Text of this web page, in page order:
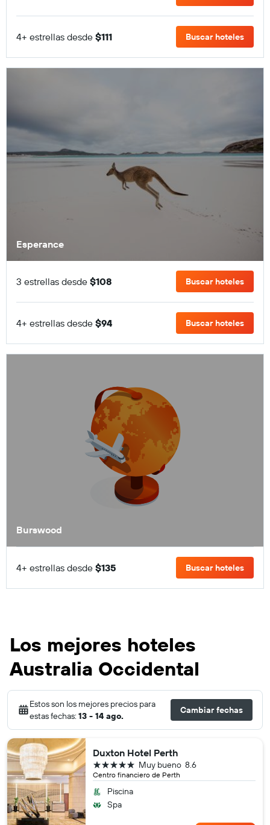
4+ estrellas desde $111 Buscar hoteles
Esperance
3 estrellas desde $108 Buscar hoteles
4+ estrellas desde $94 Buscar hoteles
Burswood
4+ estrellas desde $135 Buscar hoteles
Los mejores hoteles
Australia Occidental
Estos son los mejores precios para
estas fechas: 13 - 14 ago.
Cambiar fechas
Duxton Hotel Perth
Centro financiero de Perth
8.6
Muy bueno
5 estrellas
Piscina
Spa